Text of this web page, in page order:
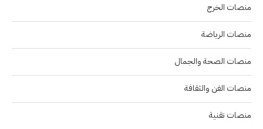
منصات الخرج
منصات الرياضة
منصات الصحة والجمال
منصات الفن والثقافة
منصات تقنية